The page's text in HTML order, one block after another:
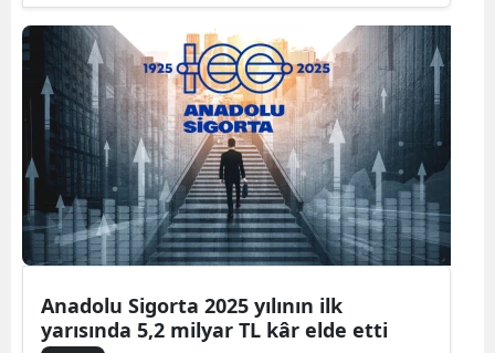
Anadolu Sigorta 2025 yılının ilk
yarısında 5,2 milyar TL kâr elde etti